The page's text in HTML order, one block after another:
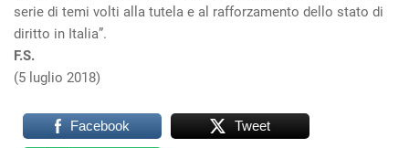
serie di temi volti alla tutela e al rafforzamento dello stato di
diritto in Italia”.
F.S.
(5 luglio 2018)
Facebook Tweet